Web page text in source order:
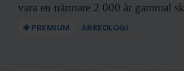
vara en närmare 2 000 år gammal
PREMIUM ARKEOLOGI